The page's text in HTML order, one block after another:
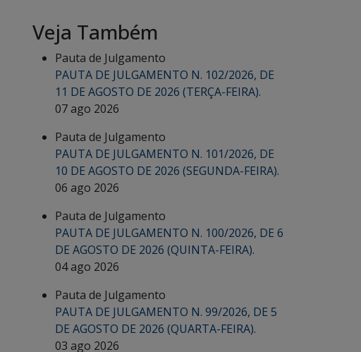
Veja Também
Pauta de Julgamento
PAUTA DE JULGAMENTO N. 102/2026, DE
11 DE AGOSTO DE 2026 (TERÇA-FEIRA).
07 ago 2026
Pauta de Julgamento
PAUTA DE JULGAMENTO N. 101/2026, DE
10 DE AGOSTO DE 2026 (SEGUNDA-FEIRA).
06 ago 2026
Pauta de Julgamento
PAUTA DE JULGAMENTO N. 100/2026, DE 6
DE AGOSTO DE 2026 (QUINTA-FEIRA).
04 ago 2026
Pauta de Julgamento
PAUTA DE JULGAMENTO N. 99/2026, DE 5
DE AGOSTO DE 2026 (QUARTA-FEIRA).
03 ago 2026